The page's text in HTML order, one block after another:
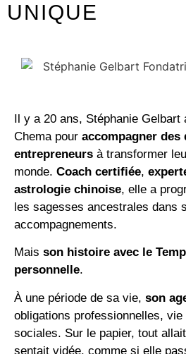
UNIQUE
Il y a 20 ans, Stéphanie Gelbart
Chema pour accompagner
entrepreneurs à transformer
monde. Coach certifiée,
astrologie chinoise, elle a
les sagesses ancestrales dans
accompagnements.
Mais son histoire avec le
personnelle.
À une période de sa vie, son
obligations professionnelles,
sociales. Sur le papier, tout
sentait vidée, comme si elle